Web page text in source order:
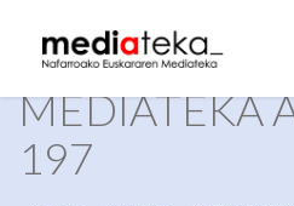
MEDIATEKA
197